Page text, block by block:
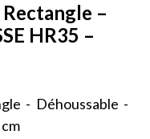
–
HR35 –
- Déhoussable -